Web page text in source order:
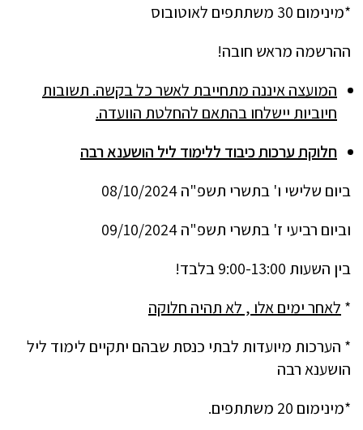
*מינימום 30 משתתפים לאוטובוס
ההרשמה מראש חובה!
המועצה איננה מתחייבת לאשר כל בקשה. תשובות
חיוביות יישלחו בהתאם להחלטת הוועדה.
חלוקת ערכות כיבוד ללימוד ליל הושענא רבה
ביום שלישי ו' בתשרי תשפ"ה 08/10/2024
וביום רביעי ז' בתשרי תשפ"ה 09/10/2024
בין השעות 9:00-13:00 בלבד!
* לאחר ימים אלו , לא תהיה חלוקה
* הערכות מיועדות לבתי כנסת שבהם יתקיים לימוד ליל
הושענא רבה
*מינימום 20 משתתפים.